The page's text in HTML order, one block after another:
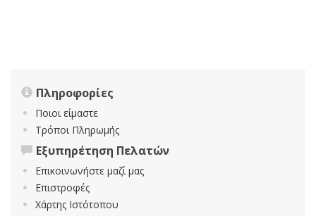
Πληροφορίες
Ποιοι είμαστε
Τρόποι Πληρωμής
Εξυπηρέτηση Πελατών
Επικοινωνήστε μαζί μας
Επιστροφές
Χάρτης Ιστότοπου